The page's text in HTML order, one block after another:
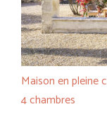
Maison en pleine
4 chambres